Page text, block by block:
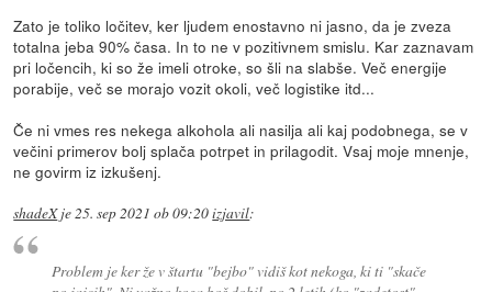
Zato je toliko ločitev, ker ljudem enostavno ni jasno, da je zveza
totalna jeba 90% časa. In to ne v pozitivnem smislu. Kar zaznavam
pri ločencih, ki so že imeli otroke, so šli na slabše. Več energije
porabije, več se morajo vozit okoli, več logistike itd...
Če ni vmes res nekega alkohola ali nasilja ali kaj podobnega, se v
večini primerov bolj splača potrpet in prilagodit. Vsaj moje mnenje,
ne govirm iz izkušenj.
shadeXje25. sep 2021 ob 09:20izjavil:
Problem je ker že v štartu "bejbo" vidiš kot nekoga, ki ti "skače